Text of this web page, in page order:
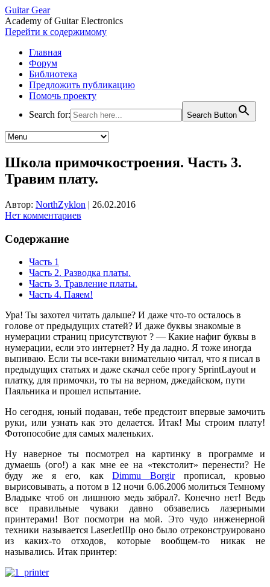
Guitar Gear
Academy of Guitar Electronics
Перейти к содержимому
Главная
Форум
Библиотека
Предложить публикацию
Помочь проекту
Search for:
Search Button
Школа примочкостроения. Часть 3.
Травим плату.
Автор: NorthZyklon | 26.02.2016
Нет комментариев
Содержание
Часть 1
Часть 2. Разводка платы.
Часть 3. Травление платы.
Часть 4. Паяем!
Ура! Ты захотел читать дальше? И даже что-то осталось в
голове от предыдущих статей? И даже буквы знакомые в
нумерации страниц присутствуют ? — Какие нафиг буквы в
нумерации, если это интернет? Ну да ладно. Я тоже иногда
выпиваю. Если ты все-таки внимательно читал, что я писал в
предыдущих статьях и даже скачал себе прогу SprintLayout и
платку, для примочки, то ты на верном, джедайском, пути
Паяльника и прошел испытание.
Но сегодня, юный подаван, тебе предстоит впервые замочить
руки, или узнать как это делается. Итак! Мы строим плату!
Фотопособие для самых маленьких.
Ну наверное ты посмотрел на картинку в программе и
думаешь (ого!) а как мне ее на «текстолит» перенести? Не
буду же я его, какDimmu Borgirпрописал, кровью
вырисовывать, а потом в 12 ночи 6.06.2006 молиться Темному
Владыке чтоб он лишнюю медь забрал?. Конечно нет! Ведь
все правильные чуваки давно обзавелись лазерными
принтерами! Вот посмотри на мой. Это чудо инженерной
техники называется LaserJetIIIp оно было отреконструировано
из каких-то отходов, которые вообщем-то никак не
назывались. Итак принтер: